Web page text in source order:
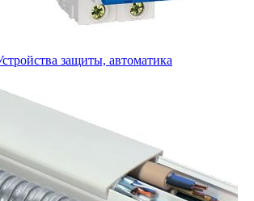
защиты, автоматика